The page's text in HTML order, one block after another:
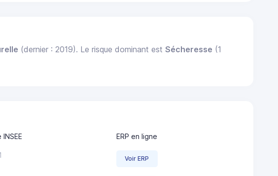
(dernier : 2019). Le risque dominant estSécheresse (1
ERP en ligne
Voir ERP